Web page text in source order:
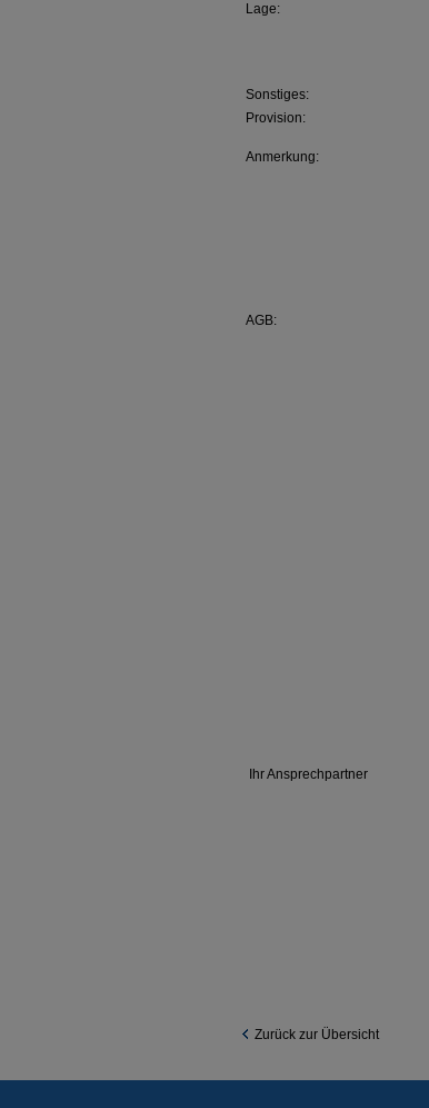
Lage:
Sonstiges:
Provision:
Anmerkung:
AGB:
Ihr Ansprechpartner
Zurück zur Übersicht